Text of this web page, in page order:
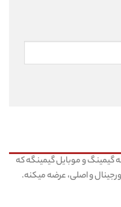
و موبایل گیمینگه که
و اصلی، عرضه میکنه.